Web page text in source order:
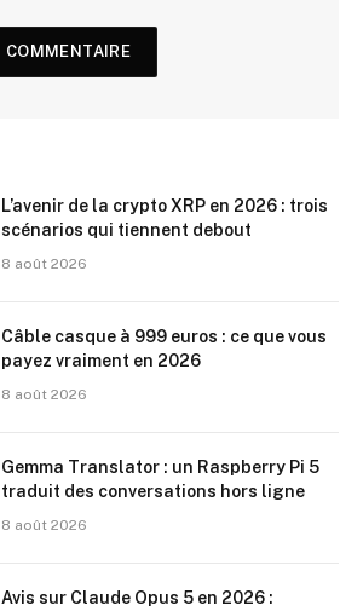
L’avenir de la crypto XRP en 2026 : trois
scénarios qui tiennent debout
8 août 2026
Câble casque à 999 euros : ce que vous
payez vraiment en 2026
8 août 2026
Gemma Translator : un Raspberry Pi 5
traduit des conversations hors ligne
8 août 2026
Avis sur Claude Opus 5 en 2026 :